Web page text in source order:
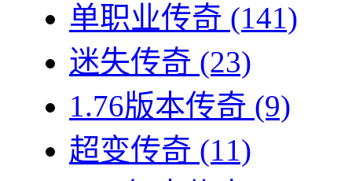
单职业传奇 (141)
迷失传奇 (23)
1.76版本传奇 (9)
超变传奇 (11)